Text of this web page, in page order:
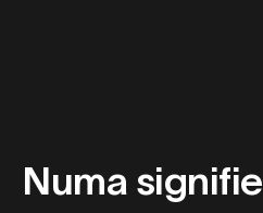
Numa signifie